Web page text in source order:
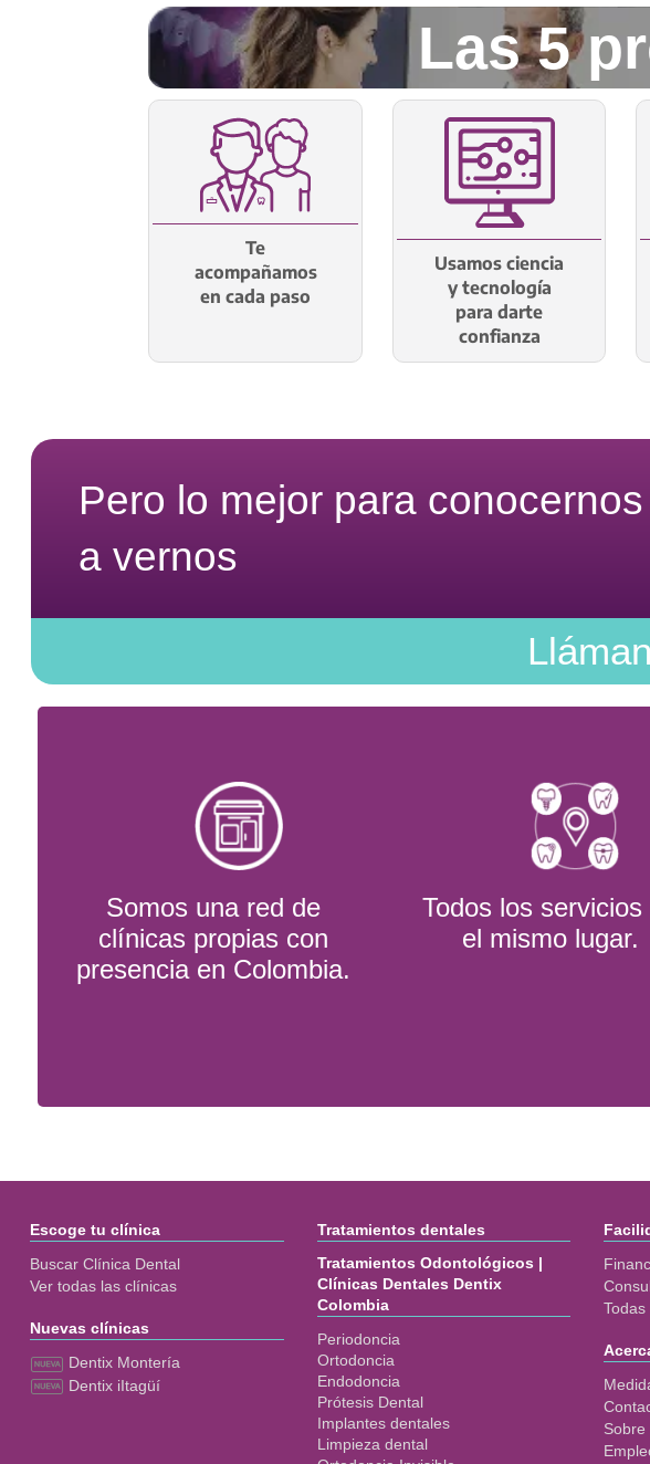
Las 5
Te
acompañamos
en cada paso
Usamos ciencia
y tecnología
para darte
confianza
Pero lo mejor para
a vernos
Somos una red de
clínicas propias con
presencia en Colombia.
Todos los servicios
el mismo lugar.
Escoge tu clínica
Buscar Clínica Dental
Ver todas las clínicas
Nuevas clínicas
Dentix Montería
Dentix iItagüí
Tratamientos dentales
Tratamientos Odontológicos |
Clínicas Dentales Dentix
Colombia
Periodoncia
Ortodoncia
Endodoncia
Prótesis Dental
Implantes dentales
Limpieza dental
Sobre